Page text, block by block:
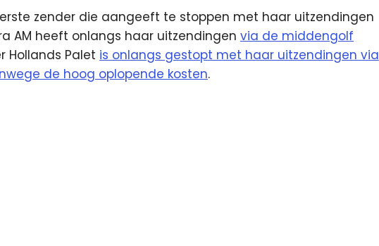
zender die aangeeft te stoppen met haar uitzendingen
AM heeft onlangs haar uitzendingen via de middengolf
Hollands Palet is onlangs gestopt met haar uitzendingen via
de hoog oplopende kosten.